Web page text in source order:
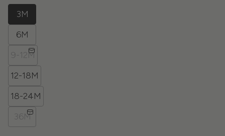
3M
6M
9-12M
12-18M
18-24M
36M